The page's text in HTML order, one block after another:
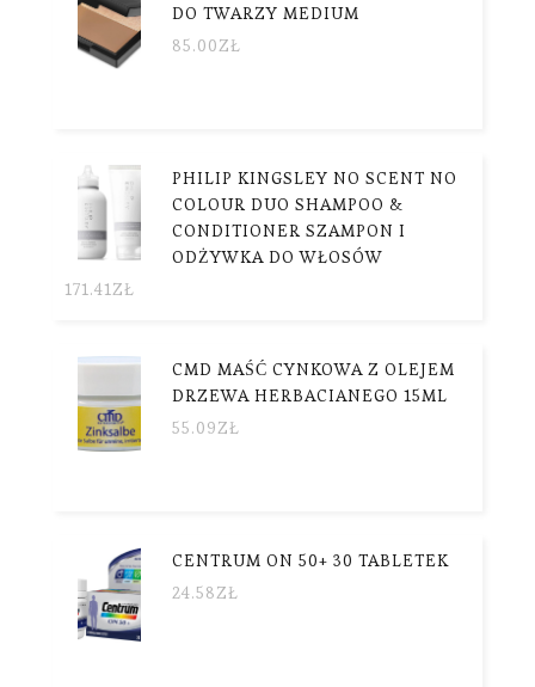
DO TWARZY MEDIUM
85.00ZŁ
PHILIP KINGSLEY NO SCENT NO
COLOUR DUO SHAMPOO &
CONDITIONER SZAMPON I
ODŻYWKA DO WŁOSÓW
171.41ZŁ
CMD MAŚĆ CYNKOWA Z OLEJEM
DRZEWA HERBACIANEGO 15ML
55.09ZŁ
CENTRUM ON 50+ 30 TABLETEK
24.58ZŁ